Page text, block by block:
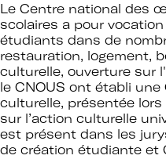
Le Centre national des
scolaires a pour
étudiants dans de
restauration, logement,
culturelle, ouverture sur
le CNOUS ont établi une
culturelle, présentée
sur l’action culturelle
est présent dans les
de création étudiante et